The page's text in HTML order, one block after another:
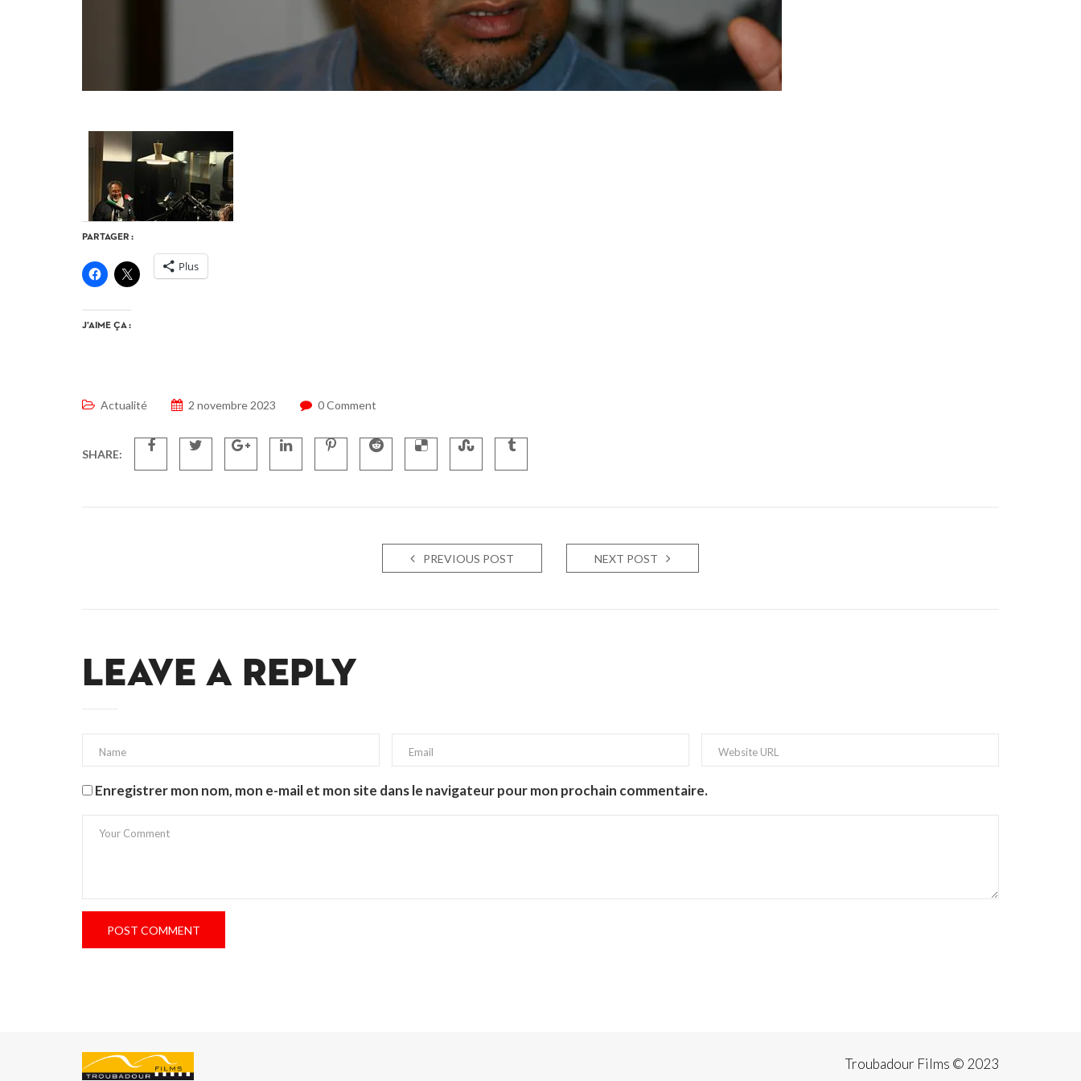
PARTAGER :
Plus
J’AIME ÇA :
Actualité 2 novembre 2023 0 Comment
SHARE:
PREVIOUS POST NEXT POST
LEAVE A REPLY
Enregistrer mon nom, mon e-mail et mon site dans le navigateur pour mon prochain commentaire.
Troubadour Films © 2023